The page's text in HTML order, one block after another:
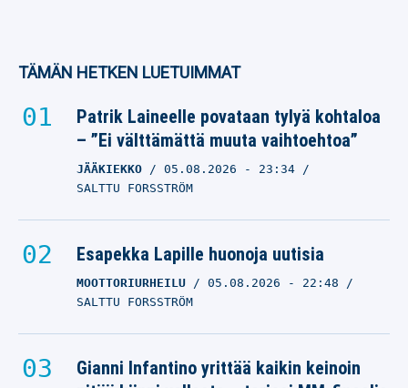
TÄMÄN HETKEN LUETUIMMAT
Patrik Laineelle povataan tylyä kohtaloa
– ”Ei välttämättä muuta vaihtoehtoa”
JÄÄKIEKKO 05.08.2026 - 23:34
SALTTU FORSSTRÖM
Esapekka Lapille huonoja uutisia
MOOTTORIURHEILU 05.08.2026 - 22:48
SALTTU FORSSTRÖM
Gianni Infantino yrittää kaikin keinoin